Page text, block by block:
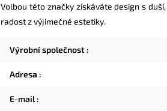
Volbou této značky získáváte design s
radost z výjimečné estetiky.
Výrobní společnost:
Adresa :
E-mail: